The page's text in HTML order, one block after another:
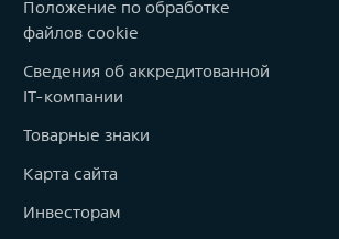
Положение по обработке
файлов cookie
Сведения об аккредитованной
IT-компании
Товарные знаки
Карта сайта
Инвесторам